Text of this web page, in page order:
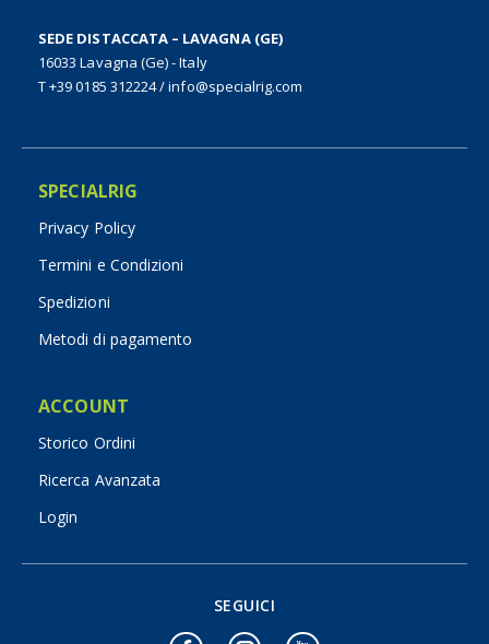
SEDE DISTACCATA – LAVAGNA (GE)
16033 Lavagna (Ge) - Italy
T +39 0185 312224/info@specialrig.com
SPECIALRIG
Privacy Policy
Termini e Condizioni
Spedizioni
Metodi di pagamento
ACCOUNT
Storico Ordini
Ricerca Avanzata
Login
SEGUICI